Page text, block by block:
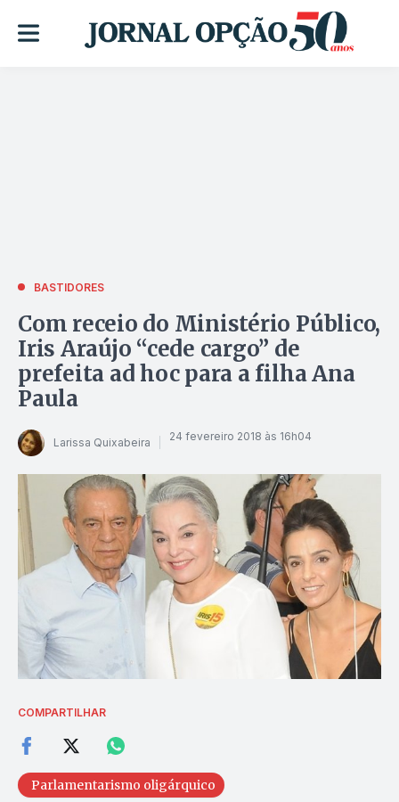
BASTIDORES
Com receio do Ministério Público,
Iris Araújo “cede cargo” de
prefeita ad hoc para a filha Ana
Paula
Larissa Quixabeira 24 fevereiro 2018 às 16h04
COMPARTILHAR
Parlamentarismo oligárquico